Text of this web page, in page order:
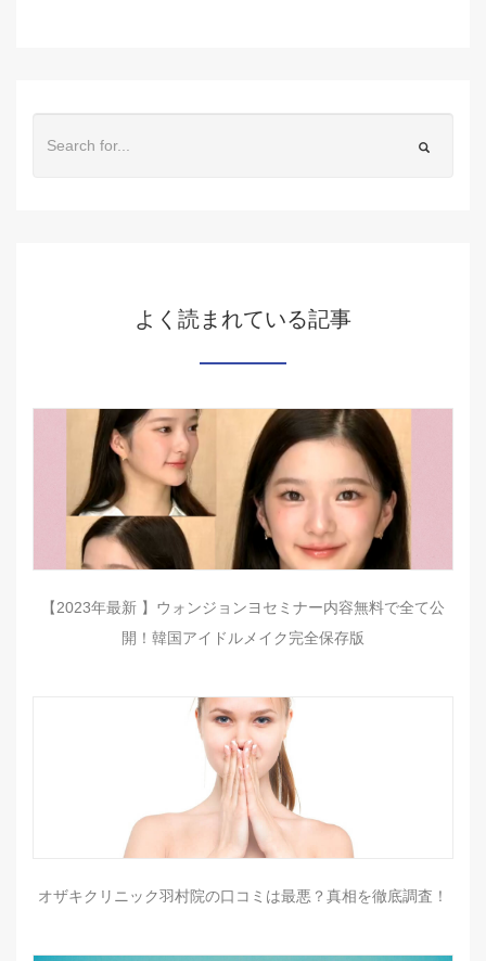
よく読まれている記事
【2023年最新 】ウォンジョンヨセミナー内容無料で全て公
開！韓国アイドルメイク完全保存版
オザキクリニック羽村院の口コミは最悪？真相を徹底調査！